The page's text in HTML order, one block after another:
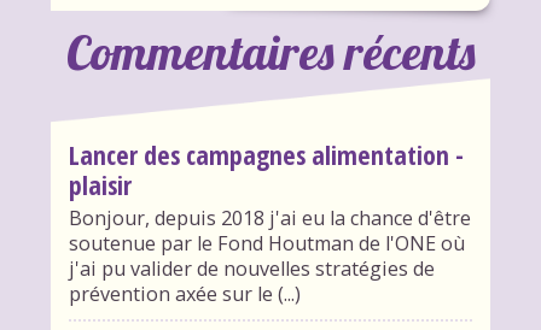
Commentaires récents
Lancer des campagnes alimentation -
plaisir
Bonjour, depuis 2018 j'ai eu la chance d'être
soutenue par le Fond Houtman de l'ONE où
j'ai pu valider de nouvelles stratégies de
prévention axée sur le (...)